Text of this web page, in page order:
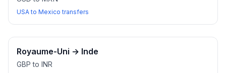
USA to Mexico transfers
Royaume-Uni → Inde
GBP to INR